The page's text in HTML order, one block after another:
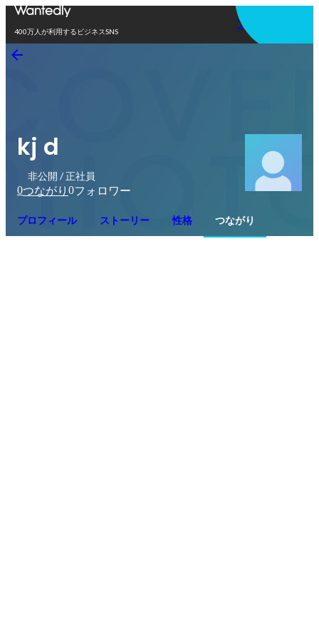
400万人が利用するビジネスSNS
アプリを使う
kj d
非公開 / 正社員
0つながり 0フォロワー
プロフィール ストーリー 性格 つながり